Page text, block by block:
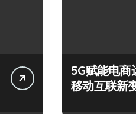
5G赋能电商
移动互联新